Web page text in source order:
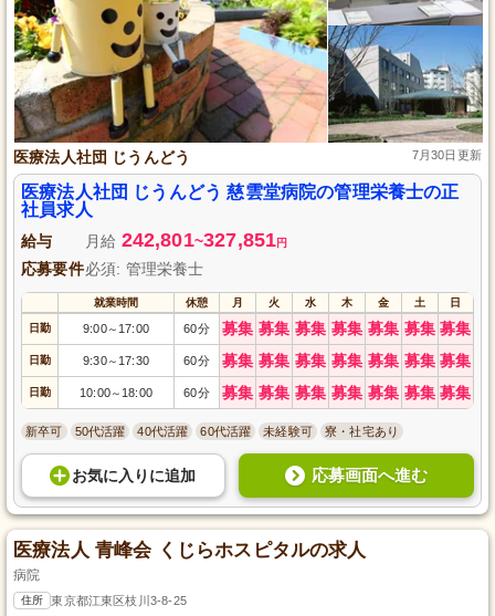
医療法人社団 じうんどう 7月30日更新
医療法人社団 じうんどう 慈雲堂病院の管理栄養士の正
社員求人
給与 月給 242,801~327,851円
応募要件必須: 管理栄養士
就業時間 休憩 月 火 水 木 金 土 日
日勤 9:00～ 17:00 60分 募集 募集 募集 募集 募集 募集 募集
日勤 9:30～ 17:30 60分 募集 募集 募集 募集 募集 募集 募集
日勤 10:00～ 18:00 60分 募集 募集 募集 募集 募集 募集 募集
新卒可 50代活躍 40代活躍 60代活躍 未経験可 寮・社宅あり
お気に入り に追加 応募画面へ進む
医療法人 青峰会 くじらホスピタルの求人
病院
住所 東京都江東区枝川3-8-25